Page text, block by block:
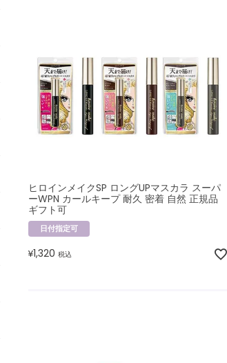
ヒロインメイクSP ロングUPマスカラ スーパ
ーWPN カールキープ 耐久 密着 自然 正規品
ギフト可
日付指定可
¥1,320 税込